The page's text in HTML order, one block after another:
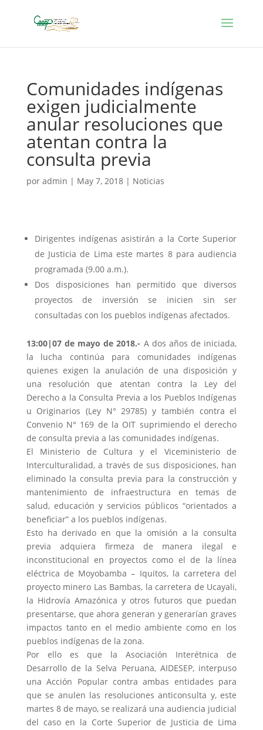
Comunidades indígenas
exigen judicialmente
anular resoluciones que
atentan contra la
consulta previa
por admin | May 7, 2018| Noticias
Dirigentes indígenas asistirán a la Corte Superior
de Justicia de Lima este martes 8 para audiencia
programada (9.00 a.m.).
Dos disposiciones han permitido que diversos
proyectos de inversión se inicien sin ser
consultadas con los pueblos indígenas afectados.
13:00|07 de mayo de 2018.- A dos años de iniciada,
la lucha continúa para comunidades indígenas
quienes exigen la anulación de una disposición y
una resolución que atentan contra la Ley del
Derecho a la Consulta Previa a los Pueblos Indígenas
u Originarios (Ley N° 29785) y también contra el
Convenio N° 169 de la OIT suprimiendo el derecho
de consulta previa a las comunidades indígenas.
El Ministerio de Cultura y el Viceministerio de
Interculturalidad, a través de sus disposiciones, han
eliminado la consulta previa para la construcción y
mantenimiento de infraestructura en temas de
salud, educación y servicios públicos “orientados a
beneficiar” a los pueblos indígenas.
Esto ha derivado en que la omisión a la consulta
previa adquiera firmeza de manera ilegal e
inconstitucional en proyectos como el de la línea
eléctrica de Moyobamba – Iquitos, la carretera del
proyecto minero Las Bambas, la carretera de Ucayali,
la Hidrovía Amazónica y otros futuros que puedan
presentarse, que ahora generan y generarían graves
impactos tanto en el medio ambiente como en los
pueblos indígenas de la zona.
Por ello es que la Asociación Interétnica de
Desarrollo de la Selva Peruana, AIDESEP, interpuso
una Acción Popular contra ambas entidades para
que se anulen las resoluciones anticonsulta y, este
martes 8 de mayo, se realizará una audiencia judicial
del caso en la Corte Superior de Justicia de Lima